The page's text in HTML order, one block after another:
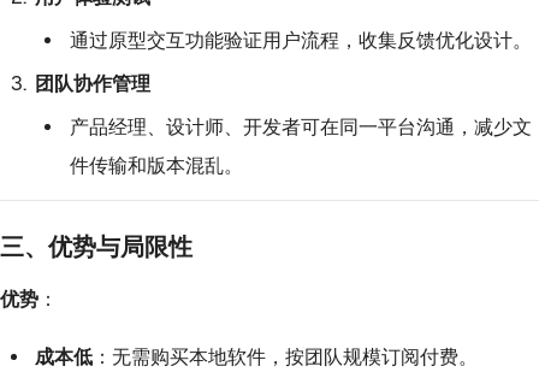
通过原型交互功能验证用户流程，收集反馈优化设计。
团队协作管理
产品经理、设计师、开发者可在同一平台沟通，减少文
件传输和版本混乱。
三、优势与局限性
优势 ：
成本低：无需购买本地软件，按团队规模订阅付费。